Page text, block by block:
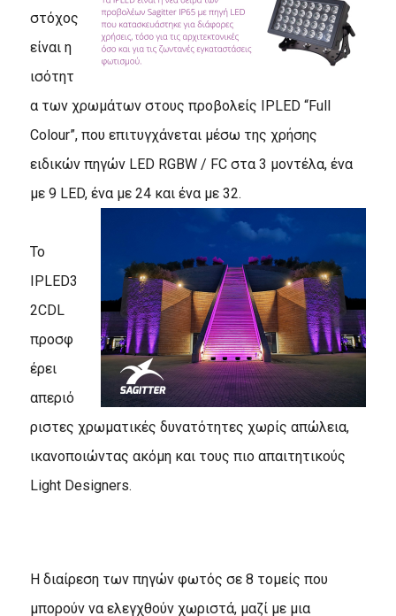
στόχος
είναι η
ισότητ
α των χρωμάτων στους προβολείς IPLED “Full
Colour”, που επιτυγχάνεται μέσω της χρήσης
ειδικών πηγών LED RGBW / FC στα 3 μοντέλα, ένα
με 9 LED, ένα με 24 και ένα με 32.
To
IPLED3
2CDL
προσφ
έρει
απεριό
ριστες χρωματικές δυνατότητες χωρίς απώλεια,
ικανοποιώντας ακόμη και τους πιο απαιτητικούς
Light Designers.
Η διαίρεση των πηγών φωτός σε 8 τομείς που
μπορούν να ελεγχθούν χωριστά, μαζί με μια